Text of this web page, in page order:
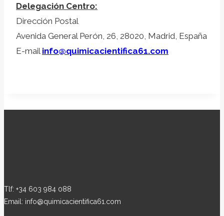
Delegación Centro:
Dirección Postal
Avenida General Perón, 26, 28020, Madrid, España
E-mail info@quimicacientifica61.com
Tlf: +34 603 984 088
Email: info@quimicacientifica61.com